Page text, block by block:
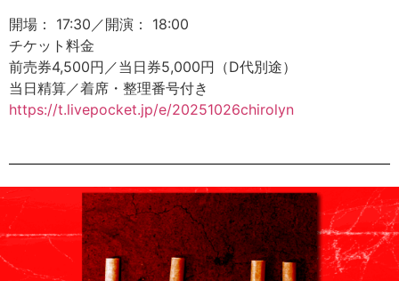
開場： 17:30／開演： 18:00
チケット料金
前売券4,500円／当日券5,000円（D代別途）
当日精算／着席・整理番号付き
https://t.livepocket.jp/e/20251026chirolyn